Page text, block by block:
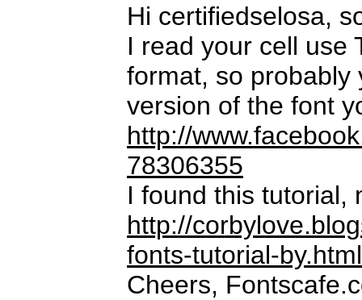
Hi certifiedselosa,
I read your cell use
format, so probably
version of the font
http://
78306355
I found this tutorial,
http://
fonts-tutorial-
Cheers,